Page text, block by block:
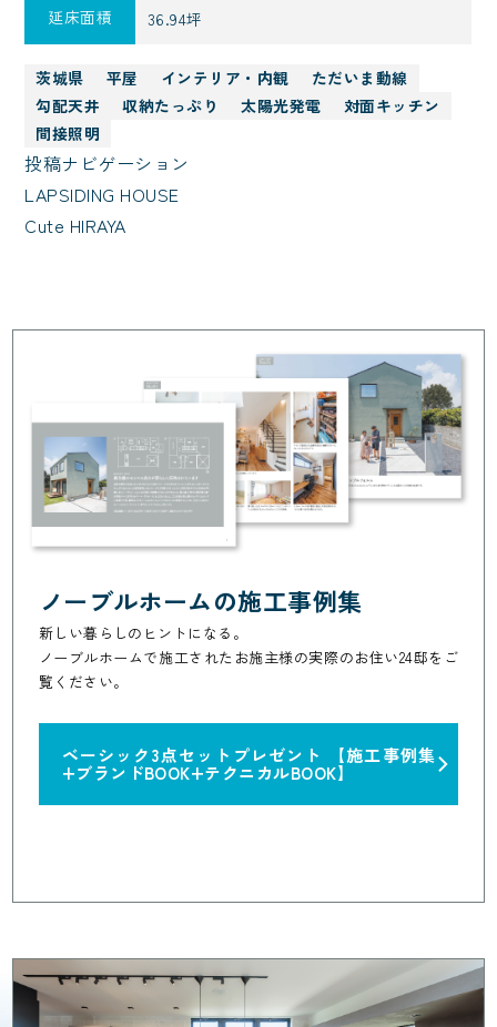
延床面積 36.94坪
茨城県 平屋 インテリア・内観
ただいま動線
勾配天井
収納たっぷり 太陽光発電
対面キッチン
間接照明
投稿ナビゲーション
LAPSIDING HOUSE
Cute HIRAYA
ノーブルホームの施工事例集
新しい暮らしのヒントになる。
ノーブルホームで施工されたお施主様の実際のお住い24邸をご
覧ください。
ベーシック3点セットプレゼント 【施工事例集
+ブランドBOOK+テクニカルBOOK】